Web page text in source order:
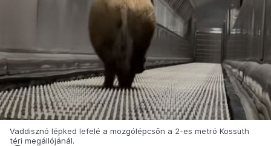
Vaddisznó lépked lefelé a mozgólépcsőn a 2-es metró Kossuth
téri megállójánál.